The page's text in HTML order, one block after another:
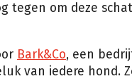
tegen om deze
Bark&Co, een
van iedere hond.